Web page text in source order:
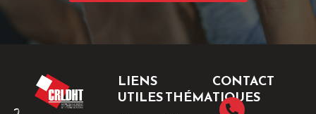
LIENS
UTILES THÉMATIQUES
CONTACT